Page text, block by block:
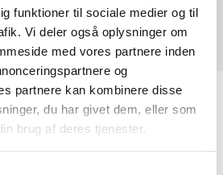
funktioner til sociale medier og til
Vi deler også oplysninger om
med vores partnere inden
og
partnere kan kombinere disse
du har givet dem, eller som
brug af deres tjenester.